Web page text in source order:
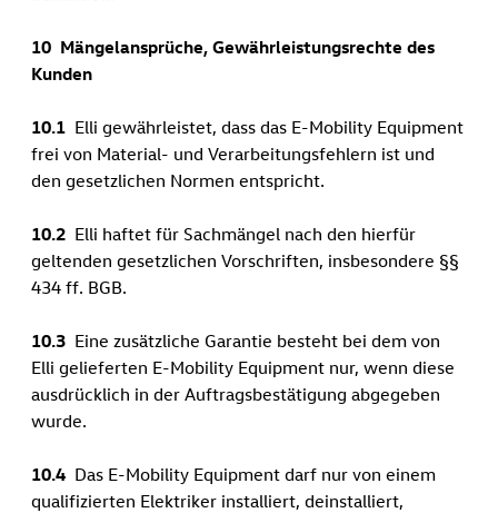
10 Mängelansprüche, Gewährleistungsrechte des
Kunden
10.1 Elli gewährleistet, dass das E-Mobility Equipment
frei von Material- und Verarbeitungsfehlern ist und
den gesetzlichen Normen entspricht.
10.2 Elli haftet für Sachmängel nach den hierfür
geltenden gesetzlichen Vorschriften, insbesondere §§
434 ff. BGB.
10.3 Eine zusätzliche Garantie besteht bei dem von
Elli gelieferten E-Mobility Equipment nur, wenn diese
ausdrücklich in der Auftragsbestätigung abgegeben
wurde.
10.4 Das E-Mobility Equipment darf nur von einem
qualifizierten Elektriker installiert, deinstalliert,